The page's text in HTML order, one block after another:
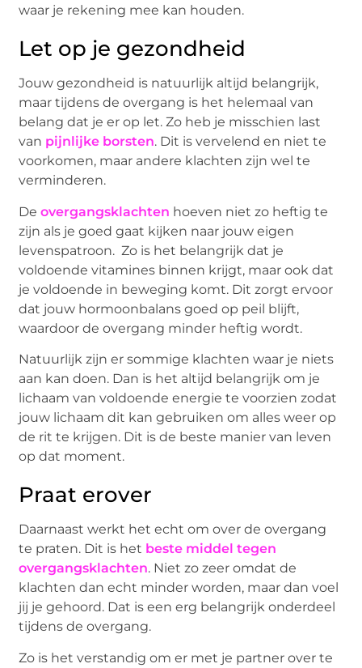
waar je rekening mee kan houden.
Let op je gezondheid
Jouw gezondheid is natuurlijk altijd belangrijk,
maar tijdens de overgang is het helemaal van
belang dat je er op let. Zo heb je misschien last
van pijnlijke borsten. Dit is vervelend en niet te
voorkomen, maar andere klachten zijn wel te
verminderen.
Deovergangsklachten hoeven niet zo heftig te
zijn als je goed gaat kijken naar jouw eigen
levenspatroon. Zo is het belangrijk dat je
voldoende vitamines binnen krijgt, maar ook dat
je voldoende in beweging komt. Dit zorgt ervoor
dat jouw hormoonbalans goed op peil blijft,
waardoor de overgang minder heftig wordt.
Natuurlijk zijn er sommige klachten waar je niets
aan kan doen. Dan is het altijd belangrijk om je
lichaam van voldoende energie te voorzien zodat
jouw lichaam dit kan gebruiken om alles weer op
de rit te krijgen. Dit is de beste manier van leven
op dat moment.
Praat erover
Daarnaast werkt het echt om over de overgang
te praten. Dit is het beste middel tegen
overgangsklachten. Niet zo zeer omdat de
klachten dan echt minder worden, maar dan voel
jij je gehoord. Dat is een erg belangrijk onderdeel
tijdens de overgang.
Zo is het verstandig om er met je partner over te